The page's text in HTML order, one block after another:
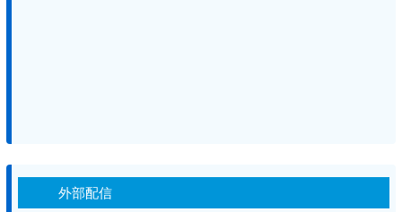
外部配信